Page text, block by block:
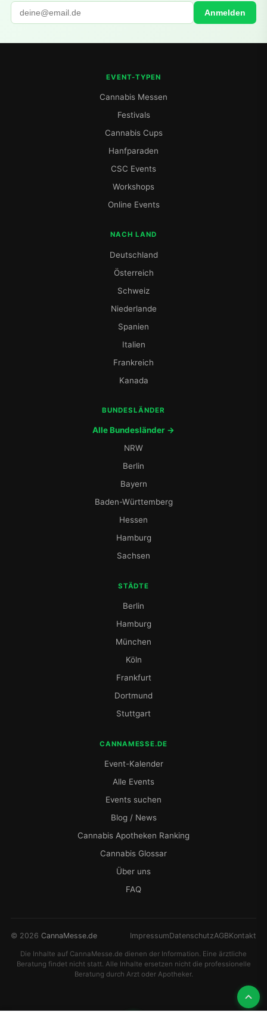
Anmelden
EVENT-TYPEN
Cannabis Messen
Festivals
Cannabis Cups
Hanfparaden
CSC Events
Workshops
Online Events
NACH LAND
Deutschland
Österreich
Schweiz
Niederlande
Spanien
Italien
Frankreich
Kanada
BUNDESLÄNDER
Alle Bundesländer →
NRW
Berlin
Bayern
Baden-Württemberg
Hessen
Hamburg
Sachsen
STÄDTE
Berlin
Hamburg
München
Köln
Frankfurt
Dortmund
Stuttgart
CANNAMESSE.DE
Event-Kalender
Alle Events
Events suchen
Blog / News
Cannabis Apotheken Ranking
Cannabis Glossar
Über uns
FAQ
© 2026 CannaMesse.de ImpressumDatenschutzAGBKontakt
Die Inhalte auf CannaMesse.de dienen der Information. Eine ärztliche
Beratung findet nicht statt. Alle Inhalte ersetzen nicht die professionelle
Beratung durch Arzt oder Apotheker.